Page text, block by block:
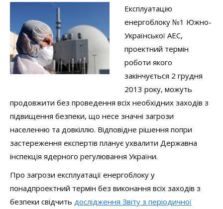
Експлуатацію
енергоблоку №1 Южно-
Української АЕС,
проектний термін
роботи якого
закінчується 2 грудня
2013 року, можуть
продовжити без проведення всіх необхідних заходів з
підвищення безпеки, що несе значні загрози
населенню та довкіллю. Відповідне рішення попри
застереження експертів планує ухвалити Державна
інспекція ядерного регулювання України.
Про загрози експлуатації енергоблоку у
понадпроектний термін без виконання всіх заходів з
безпеки свідчить дослідження Звіту з періодичної